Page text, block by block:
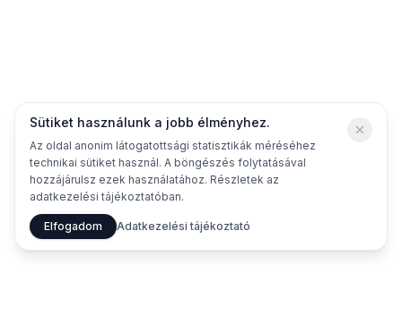
Sütiket használunk a jobb élményhez.
Az oldal anonim látogatottsági statisztikák méréséhez
technikai sütiket használ. A böngészés folytatásával
hozzájárulsz ezek használatához. Részletek az
adatkezelési tájékoztatóban.
Elfogadom Adatkezelési tájékoztató